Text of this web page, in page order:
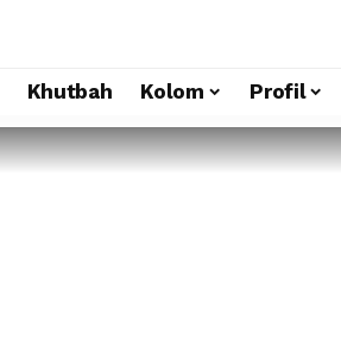
Khutbah Kolom Profil